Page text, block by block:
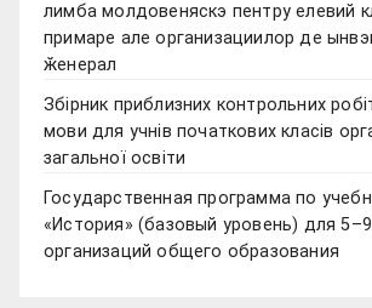
лимба молдовеняскэ пентру елевий
примаре але организациилор де
ӂенерал
Збірник приблизних контрольних
мови для учнів початкових класів
загальної освіти
Государственная программа по
«История» (базовый уровень) для
организаций общего образования